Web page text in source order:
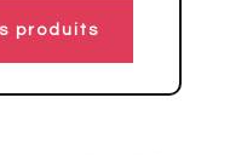
produits